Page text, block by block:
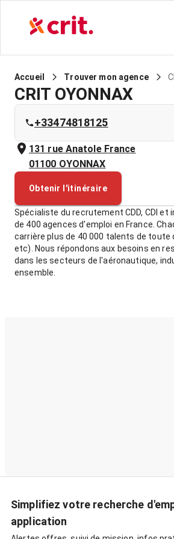
Accueil Trouver mon agence
CRIT OYONNAX
+33474818125
131 rue Anatole France
01100 OYONNAX
Obtenir l'itinéraire
Spécialiste du recrutement CDD, CDI
de 400 agences d'emploi en France.
carrière plus de 40 000 talents de
etc). Nous répondons aux besoins en
dans les secteurs de l'aéronautique,
ensemble.
Simplifiez votre recherche
application